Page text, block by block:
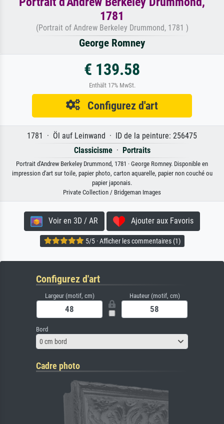
1781
(Portrait of Andrew Berkeley Drummond, 1781 )
George Romney
€ 139.58
Enthält 17% MwSt.
Configurez d'art
1781 · Öl auf Leinwand · ID de la peinture: 256475
Classicisme· Portraits
Portrait d'Andrew Berkeley Drummond, 1781 · George Romney. Disponible en
impression d'art sur toile, papier photo, carton aquarelle, papier non couché ou
papier japonais.
Private Collection / Bridgeman Images
Voir en 3D / AR Ajouter aux Favoris
5/5 · Afficher les commentaires (1)
Configurez d'art
Largeur (motif, cm) Hauteur (motif, cm)
Bord
0 cm bord
Cadre photo